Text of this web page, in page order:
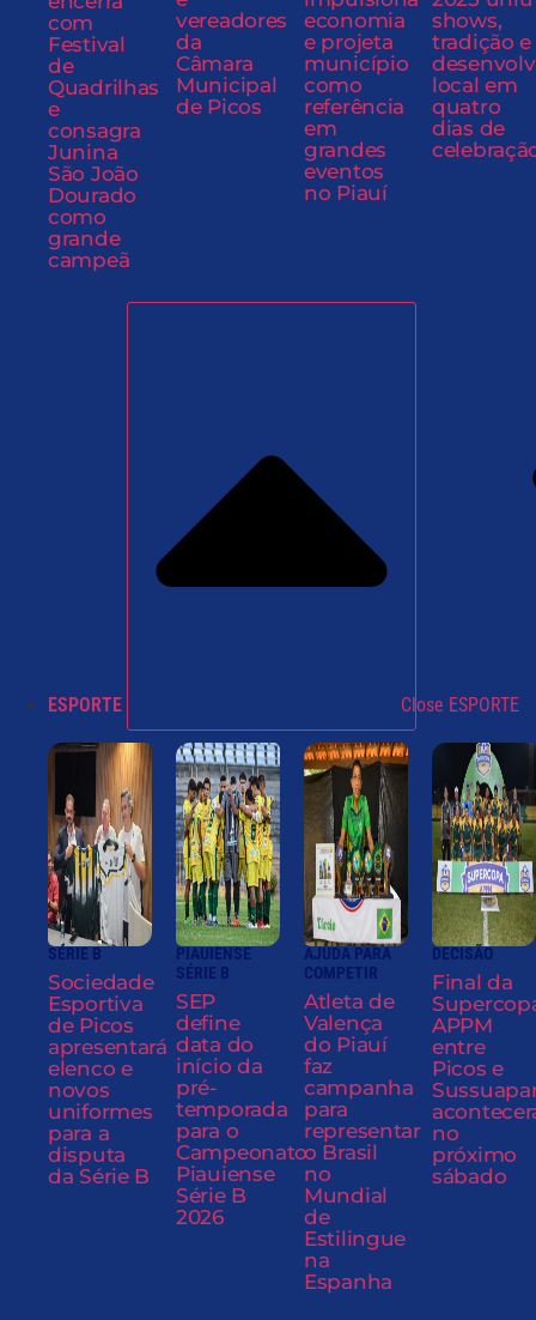
com
Festival
de
Quadrilhas
e
consagra
Junina
São João
Dourado
como
grande
campeã
vereadores
da
Câmara
Municipal
de Picos
economia
e projeta
município
como
referência
em
grandes
eventos
no Piauí
shows,
tradição e
local em
quatro
dias de
ESPORTE Close ESPORTE
SÉRIE B
Sociedade
Esportiva
de Picos
apresentará
elenco e
novos
uniformes
para a
disputa
da Série B
PIAUIENSE
SÉRIE B
SEP
define
data do
início da
pré-
temporada
para o
Campeonato
Piauiense
Série B
2026
AJUDA PARA
COMPETIR
Atleta de
Valença
do Piauí
faz
campanha
para
representar
o Brasil
no
Mundial
de
Estilingue
na
Espanha
DECISÃO
Final da
APPM
entre
Picos e
no
próximo
sábado